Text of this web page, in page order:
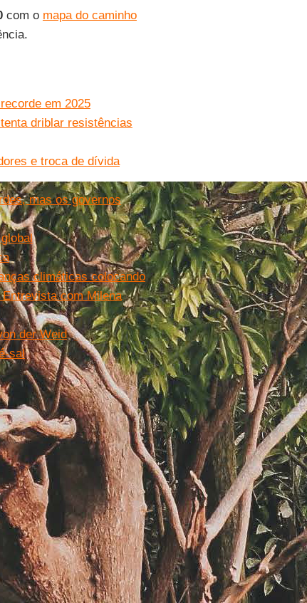
com o mapa do caminho
em 2025
driblar resistências
e troca de dívida
mas os governos
climáticas colocando
com Milena
der Weid
sal